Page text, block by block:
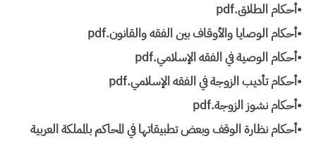
•أحكام الطلاق.pdf
•أحكام الوصايا والأوقاف بين الفقه والقانون.pdf
•أحكام الوصية في الفقه الإسلامي.pdf
•أحكام تأديب الزوجة في الفقه الإسلامي.pdf
•أحكام نشوز الزوجة.pdf
•أحكام نظارة الوقف وبعض تطبيقاتها في المحاكم بالمملكة العربية